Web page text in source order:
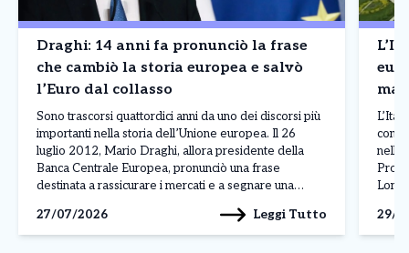
Draghi: 14 anni fa pronunciò la frase
che cambiò la storia europea e salvò
l’Euro dal collasso
Sono trascorsi quattordici anni da uno dei discorsi più
importanti nella storia dell’Unione europea. Il 26
luglio 2012, Mario Draghi, allora presidente della
Banca Centrale Europea, pronunciò una frase
destinata a rassicurare i mercati e a segnare una
mandato, la BCE è pronta a fare tutto il necessario […]
27/07/2026 Leggi Tutto
europea – Il
La
nella
29/